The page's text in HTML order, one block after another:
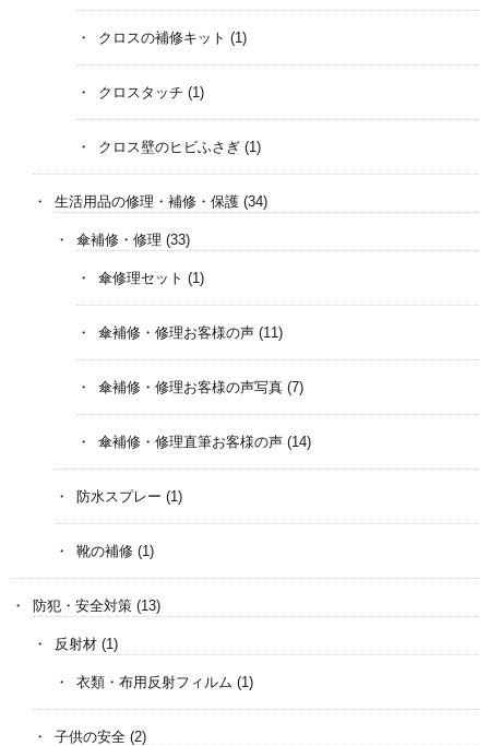
クロスの補修キット (1)
クロスタッチ (1)
クロス壁のヒビふさぎ (1)
生活用品の修理・補修・保護 (34)
傘補修・修理 (33)
傘修理セット (1)
傘補修・修理お客様の声 (11)
傘補修・修理お客様の声写真 (7)
傘補修・修理直筆お客様の声 (14)
防水スプレー (1)
靴の補修 (1)
防犯・安全対策 (13)
反射材 (1)
衣類・布用反射フィルム (1)
子供の安全 (2)